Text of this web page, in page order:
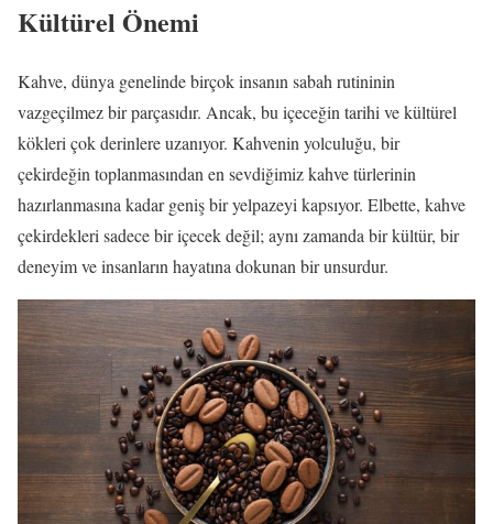
Kültürel Önemi
Kahve, dünya genelinde birçok insanın sabah rutininin
vazgeçilmez bir parçasıdır. Ancak, bu içeceğin tarihi ve kültürel
kökleri çok derinlere uzanıyor. Kahvenin yolculuğu, bir
çekirdeğin toplanmasından en sevdiğimiz kahve türlerinin
hazırlanmasına kadar geniş bir yelpazeyi kapsıyor. Elbette, kahve
çekirdekleri sadece bir içecek değil; aynı zamanda bir kültür, bir
deneyim ve insanların hayatına dokunan bir unsurdur.